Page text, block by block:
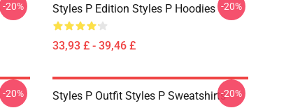
-20% Styles P Edition Styles P Hoodies
33,93 £ - 39,46 £
-20%
-20% Styles P Outfit Styles P Sweatshirts-20%